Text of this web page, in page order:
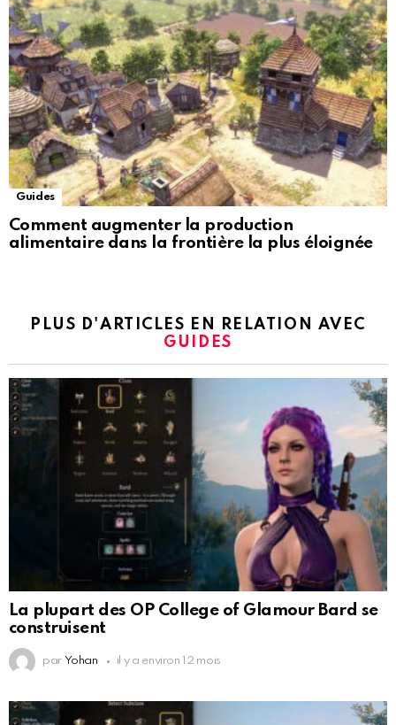
Guides
Comment augmenter la production
alimentaire dans la frontière la plus éloignée
PLUS D'ARTICLES EN RELATION AVEC
GUIDES
La plupart des OP College of Glamour Bard se
construisent
par Yohan il y a environ 12 mois